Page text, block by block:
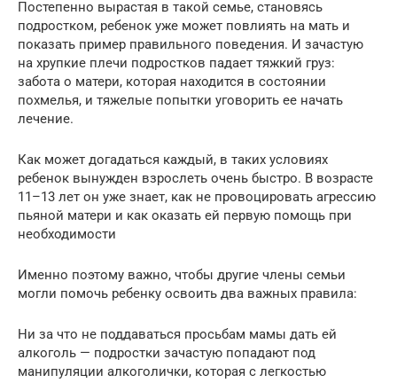
Постепенно вырастая в такой семье, становясь
подростком, ребенок уже может повлиять на мать и
показать пример правильного поведения. И зачастую
на хрупкие плечи подростков падает тяжкий груз:
забота о матери, которая находится в состоянии
похмелья, и тяжелые попытки уговорить ее начать
лечение.
Как может догадаться каждый, в таких условиях
ребенок вынужден взрослеть очень быстро. В возрасте
11–13 лет он уже знает, как не провоцировать агрессию
пьяной матери и как оказать ей первую помощь при
необходимости
Именно поэтому важно, чтобы другие члены семьи
могли помочь ребенку освоить два важных правила:
Ни за что не поддаваться просьбам мамы дать ей
алкоголь — подростки зачастую попадают под
манипуляции алкоголички, которая с легкостью